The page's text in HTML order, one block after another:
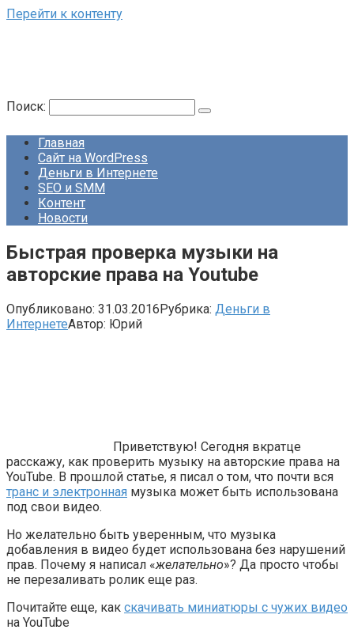
Перейти к контенту
Поиск:
Главная
Сайт на WordPress
Деньги в Интернете
SEO и SMM
Контент
Новости
Быстрая проверка музыки на
авторские права на Youtube
Опубликовано: 31.03.2016Рубрика: Деньги в
ИнтернетеАвтор: Юрий
Приветствую! Сегодня вкратце
расскажу, как проверить музыку на авторские права на
YouTube. В прошлой статье, я писал о том, что почти вся
транс и электронная музыка может быть использована
под свои видео.
Но желательно быть уверенным, что музыка
добавления в видео будет использована без нарушений
прав. Почему я написал «желательно»? Да просто чтобы
не перезаливать ролик еще раз.
Почитайте еще, как скачивать миниатюры с чужих видео
на YouTube